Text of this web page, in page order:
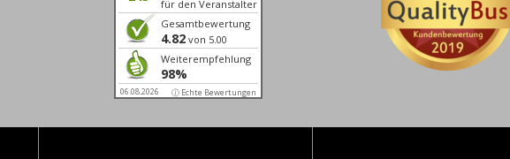
für den Veranstalter
Gesamtbewertung
4.82von 5.00
Weiterempfehlung
98%
06.08.2026 ⓘ Echte Bewertungen